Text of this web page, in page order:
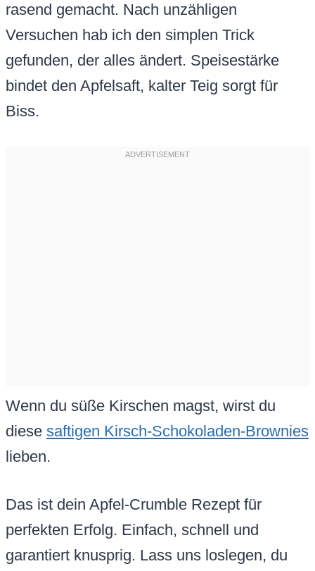
rasend gemacht. Nach unzähligen
Versuchen hab ich den simplen Trick
gefunden, der alles ändert. Speisestärke
bindet den Apfelsaft, kalter Teig sorgt für
Biss.
Wenn du süße Kirschen magst, wirst du
diese saftigen Kirsch-Schokoladen-Brownies
lieben.
Das ist dein Apfel-Crumble Rezept für
perfekten Erfolg. Einfach, schnell und
garantiert knusprig. Lass uns loslegen, du